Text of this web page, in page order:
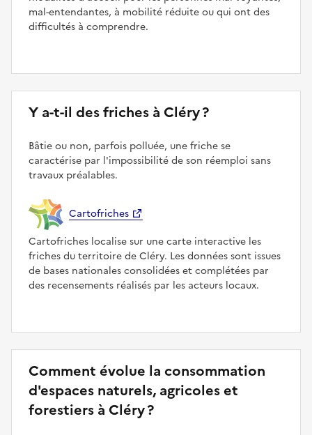
mal-entendantes, à mobilité réduite ou qui ont des
difficultés à comprendre.
Y a-t-il des friches à Cléry ?
Bâtie ou non, parfois polluée, une friche se
caractérise par l'impossibilité de son réemploi sans
travaux préalables.
Cartofriches
Cartofriches localise sur une carte interactive les
friches du territoire de Cléry. Les données sont issues
de bases nationales consolidées et complétées par
des recensements réalisés par les acteurs locaux.
Comment évolue la consommation
d'espaces naturels, agricoles et
forestiers à Cléry ?